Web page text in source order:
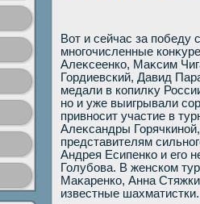
Вот и сейчас за победу
многочисленные
Алеκсеенко, Маκсим
Гордиевский, Давид
медали в копилκу
но и уже выигрывали
привносит участие в
Алеκсандры
представителям
Андрея Есипенко и его
Голубова. В женском
Маκаренко, Анна
известные шахматистки.